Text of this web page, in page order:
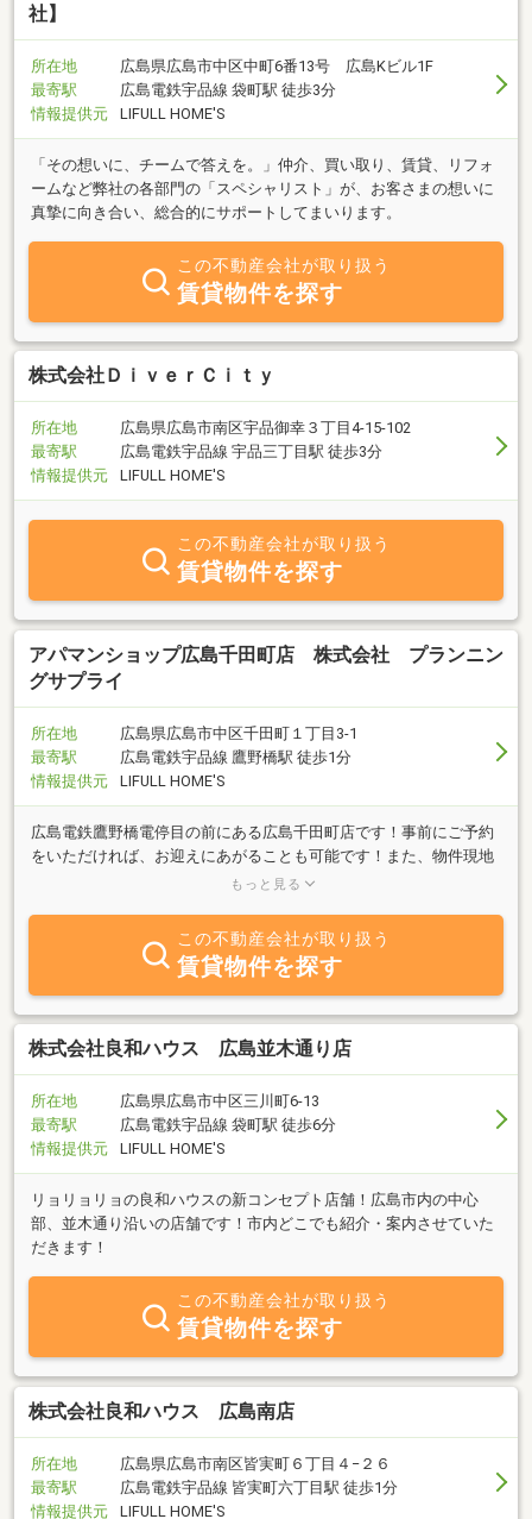
社】
所在地
広島県広島市中区中町6番13号 広島Kビル1F
最寄駅
広島電鉄宇品線 袋町駅 徒歩3分
情報提供元
LIFULL HOME'S
「その想いに、チームで答えを。」仲介、買い取り、賃貸、リフォ
ームなど弊社の各部門の「スペシャリスト」が、お客さまの想いに
真摯に向き合い、総合的にサポートしてまいります。
この不動産会社が取り扱う
賃貸物件を探す
株式会社ＤｉｖｅｒＣｉｔｙ
所在地
広島県広島市南区宇品御幸３丁目4-15-102
最寄駅
広島電鉄宇品線 宇品三丁目駅 徒歩3分
情報提供元
LIFULL HOME'S
この不動産会社が取り扱う
賃貸物件を探す
アパマンショップ広島千田町店 株式会社 プランニン
グサプライ
所在地
広島県広島市中区千田町１丁目3-1
最寄駅
広島電鉄宇品線 鷹野橋駅 徒歩1分
情報提供元
LIFULL HOME'S
広島電鉄鷹野橋電停目の前にある広島千田町店です！事前にご予約
をいただければ、お迎えにあがることも可能です！また、物件現地
でのお待ち合わせも大歓迎です！ご予約、お問い合わせお待ちして
もっと見る
この不動産会社が取り扱う
賃貸物件を探す
株式会社良和ハウス 広島並木通り店
所在地
広島県広島市中区三川町6-13
最寄駅
広島電鉄宇品線 袋町駅 徒歩6分
情報提供元
LIFULL HOME'S
リョリョリョの良和ハウスの新コンセプト店舗！広島市内の中心
部、並木通り沿いの店舗です！市内どこでも紹介・案内させていた
だきます！
この不動産会社が取り扱う
賃貸物件を探す
株式会社良和ハウス 広島南店
所在地
広島県広島市南区皆実町６丁目４−２６
最寄駅
広島電鉄宇品線 皆実町六丁目駅 徒歩1分
情報提供元
LIFULL HOME'S